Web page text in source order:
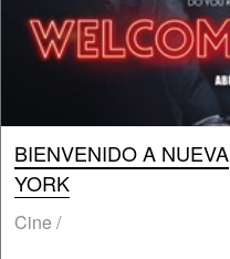
BIENVENIDO A NUEVA
YORK
Cine /